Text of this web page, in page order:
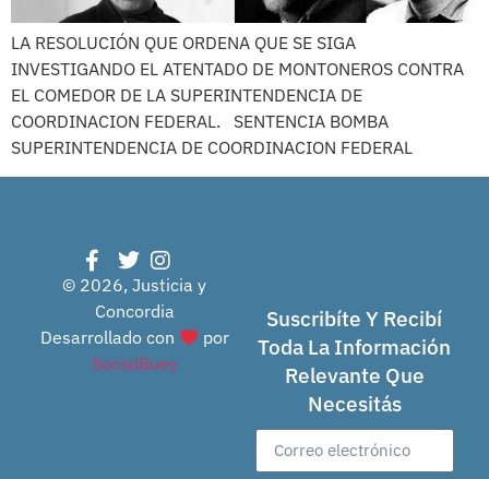
LA RESOLUCIÓN QUE ORDENA QUE SE SIGA
INVESTIGANDO EL ATENTADO DE MONTONEROS CONTRA
EL COMEDOR DE LA SUPERINTENDENCIA DE
COORDINACION FEDERAL. SENTENCIA BOMBA
SUPERINTENDENCIA DE COORDINACION FEDERAL
© 2026, Justicia y
Concordia
Desarrollado con
por
SocialBuey
Suscribíte Y Recibí
Toda La Información
Relevante Que
Necesitás